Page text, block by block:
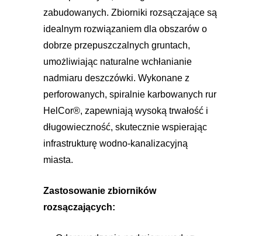
zabudowanych. Zbiorniki rozsączające są
idealnym rozwiązaniem dla obszarów o
dobrze przepuszczalnych gruntach,
umożliwiając naturalne wchłanianie
nadmiaru deszczówki. Wykonane z
perforowanych, spiralnie karbowanych rur
HelCor®, zapewniają wysoką trwałość i
długowieczność, skutecznie wspierając
infrastrukturę wodno-kanalizacyjną
miasta.
Zastosowanie zbiorników
rozsączających: